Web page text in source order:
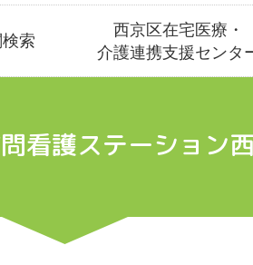
索
西京区在宅医療・
介護連携支援センタ
看護ステーション